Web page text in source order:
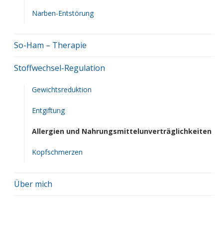
Narben-Entstörung
So-Ham – Therapie
Stoffwechsel-Regulation
Gewichtsreduktion
Entgiftung
Allergien und Nahrungsmittelunverträglichkeiten
Kopfschmerzen
Über mich